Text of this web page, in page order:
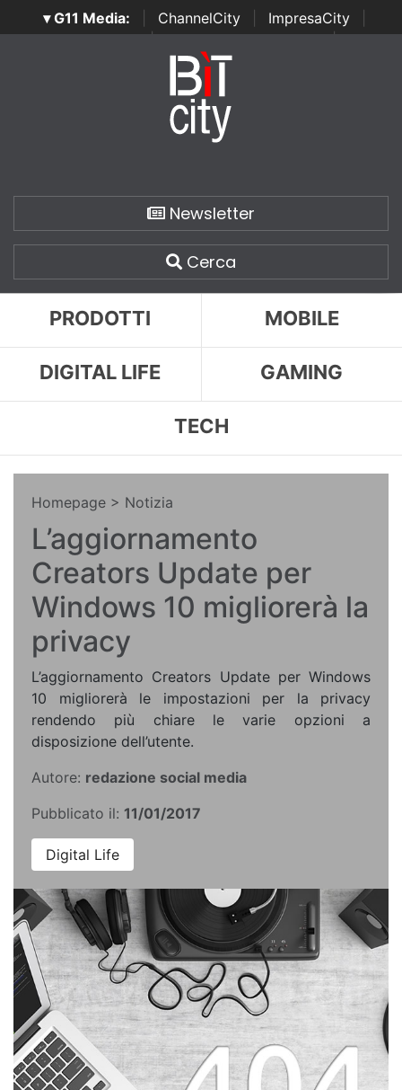
▾ G11 Media: ChannelCity ImpresaCity
SecurityOpenLab | Italian Channel Awards | Italian
Italian Security Awards
Newsletter
Cerca
PRODOTTI MOBILE
DIGITAL LIFE GAMING
TECH
Homepage > Notizia
L’aggiornamento
Creators Update per
Windows 10 migliorerà la
privacy
L’aggiornamento Creators Update per Windows
10 migliorerà le impostazioni per la privacy
rendendo più chiare le varie opzioni a
disposizione dell’utente.
Autore: redazione social media
Pubblicato il: 11/01/2017
Digital Life